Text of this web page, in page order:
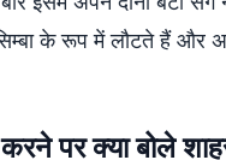
के रूप में लौटते हैं और
पर क्या बोले